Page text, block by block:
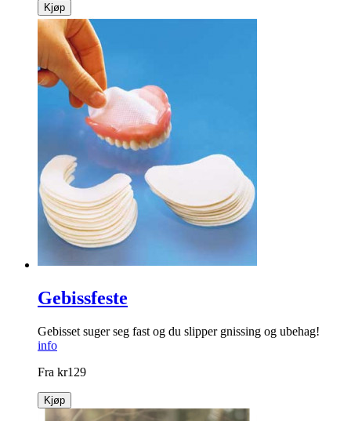
Kjøp
Gebissfeste
Gebisset suger seg fast og du slipper gnissing og ubehag!
info
Fra kr129
Kjøp